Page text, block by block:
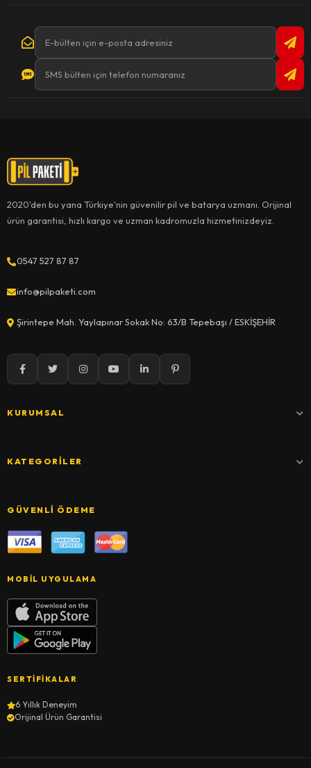
2020'den bu yana Türkiye'nin güvenilir pil ve batarya uzmanı. Orijinal
ürün garantisi, hızlı kargo ve uzman kadromuzla hizmetinizdeyiz.
0547 527 87 87
info@pilpaketi.com
Şirintepe Mah. Yaylapınar Sokak No: 63/B Tepebaşı / ESKİŞEHİR
KURUMSAL
KATEGORILER
GÜVENLI ÖDEME
MOBIL UYGULAMA
SERTIFIKALAR
6 Yıllık Deneyim
Orijinal Ürün Garantisi